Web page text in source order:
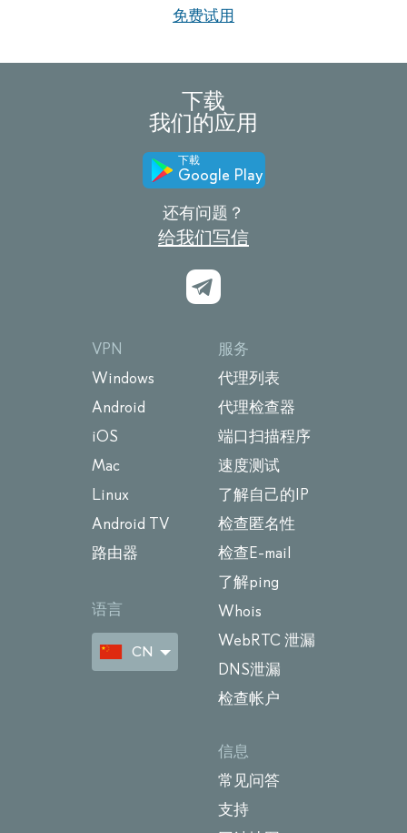
免费试用
下载
我们的应用
下載
Google Play
还有问题？
给我们写信
VPN
Windows
Android
iOS
Mac
Linux
Android TV
路由器
语言
CN
服务
代理列表
代理检查器
端口扫描程序
速度测试
了解自己的IP
检查匿名性
检查E-mail
了解ping
Whois
WebRTC 泄漏
DNS泄漏
检查帐户
信息
常见问答
支持